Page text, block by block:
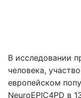
В исследовании
человека,
европейском
NeuroEPIC4PD в